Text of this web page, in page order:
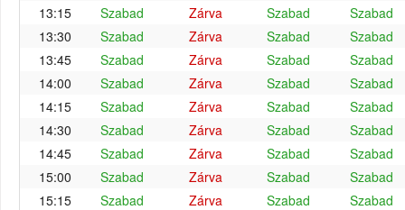
13:15
Szabad Zárva Szabad
Szabad
13:30
Szabad Zárva Szabad
Szabad
13:45
Szabad Zárva Szabad
Szabad
14:00
Szabad Zárva Szabad
Szabad
14:15
Szabad Zárva Szabad
Szabad
14:30
Szabad Zárva Szabad
Szabad
14:45
Szabad Zárva Szabad
Szabad
15:00
Szabad Zárva Szabad
Szabad
15:15
Szabad Zárva Szabad
Szabad